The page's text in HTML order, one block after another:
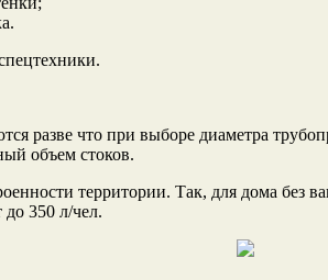
разве что при выборе диаметра
объем стоков.
территории. Так, для дома без
до 350 л/чел.